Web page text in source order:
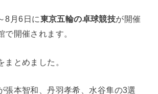
8月6日に東京五輪の卓球競技が開催
開催されます。
まとめました。
張本智和、丹羽孝希、水谷隼の3選